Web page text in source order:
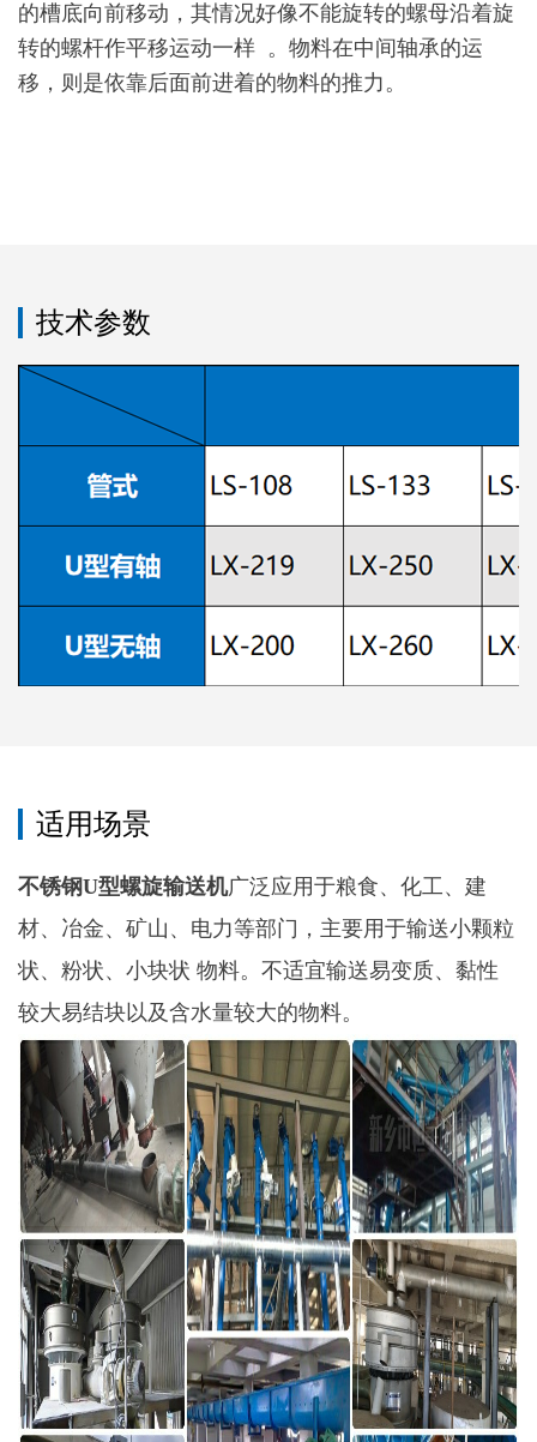
的槽底向前移动，其情况好像不能旋转的螺母沿着旋
转的螺杆作平移运动一样 。物料在中间轴承的运
移，则是依靠后面前进着的物料的推力。
技术参数
适用场景
不锈钢U型螺旋输送机广泛应用于粮食、化工、建
材、冶金、矿山、电力等部门，主要用于输送小颗粒
状、粉状、小块状 物料。不适宜输送易变质、黏性
较大易结块以及含水量较大的物料。